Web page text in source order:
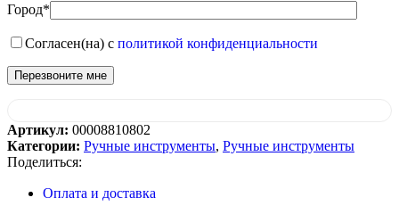
Город*
Согласен(на) с политикой конфиденциальности
Артикул: 00008810802
Категории: Ручные инструменты, Ручные инструменты
Поделиться:
Оплата и доставка